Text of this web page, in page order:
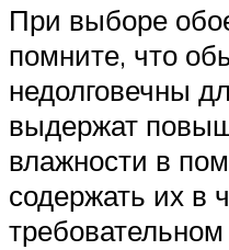
При выборе
помните, что
недолговечны
выдержат
влажности в
содержать их в